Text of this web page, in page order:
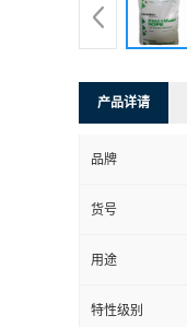
品牌
货号